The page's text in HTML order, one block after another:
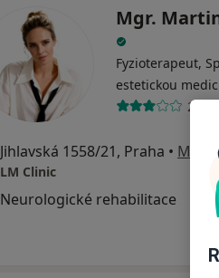
Mgr.
Fyzioterapeut,
estetickou
2
Jihlavská 1558/21, Praha • Mapa
LM Clinic
Neurologické rehabilitace